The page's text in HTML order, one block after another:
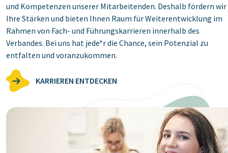
und Kompetenzen unserer Mitarbeitenden. Deshalb fördern wir
Ihre Stärken und bieten Ihnen Raum für Weiterentwicklung im
Rahmen von Fach- und Führungskarrieren innerhalb des
Verbandes. Bei uns hat jede*r die Chance, sein Potenzial zu
entfalten und voranzukommen.
KARRIEREN ENTDECKEN